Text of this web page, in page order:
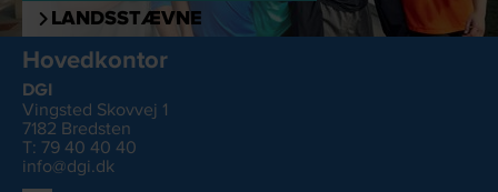
LANDSSTÆVNE
Hovedkontor
DGI
Vingsted Skovvej 1
7182 Bredsten
T: 79 40 40 40
info@dgi.dk